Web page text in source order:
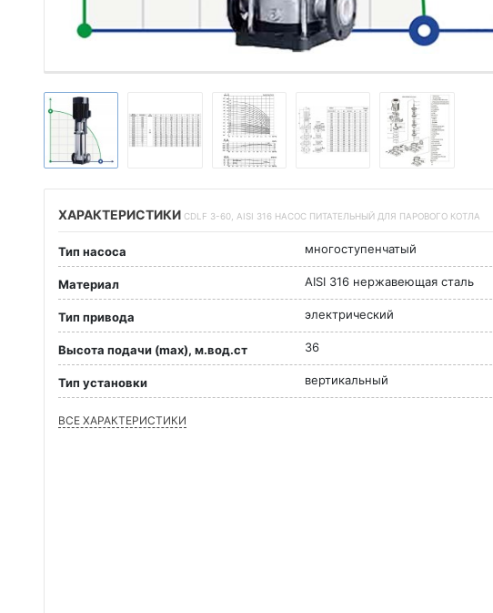
ХАРАКТЕРИСТИКИ CDLF 3-60, AISI 316 НАСОС ПИТАТЕЛЬНЫЙ ДЛЯ ПАРОВОГО КОТЛА
Тип насоса многоступенчатый
Материал AISI 316 нержавеющая сталь
Тип привода электрический
Высота подачи (max), м.вод.ст 36
Тип установки вертикальный
ВСЕ ХАРАКТЕРИСТИКИ